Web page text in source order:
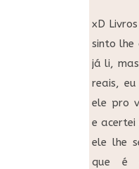
xD
sinto lhe
já li,
reais,
ele pro
e acertei
ele lhe
que é